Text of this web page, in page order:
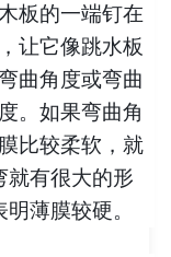
板的一端钉在
让它像跳水板
曲角度或弯曲
。如果弯曲角
比较柔软，就
就有很大的形
薄膜较硬。